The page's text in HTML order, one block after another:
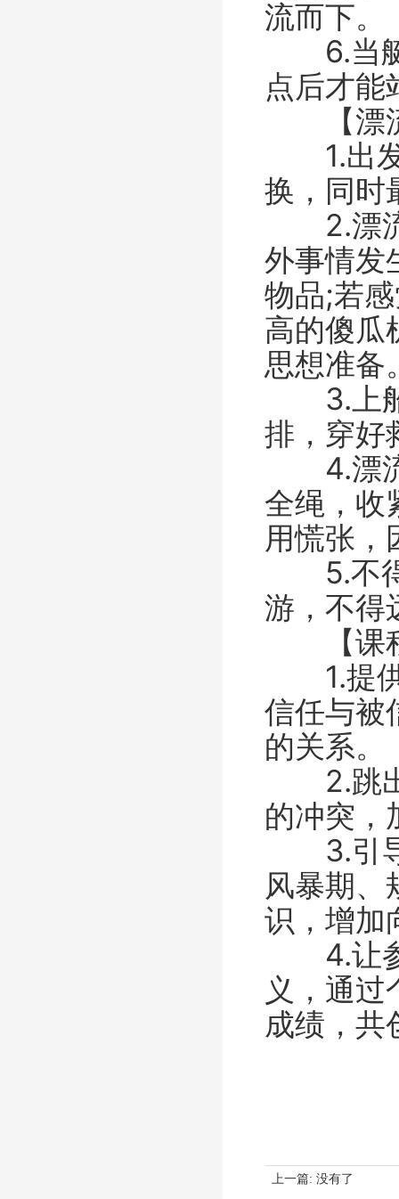
流而下。
6.当艇
点后才能
【漂
1.出发
换，同时
2.漂流
外事情发
物品;若
高的傻瓜
思想准备
3.上船
排，穿好
4.漂流
全绳，收
用慌张，
5.不得
游，不得
【课
1.提供
信任与被
的关系。
2.跳出
的冲突，
3.引导
风暴期、
识，增加
4.让参
义，通
成绩，共
上一篇:没有了